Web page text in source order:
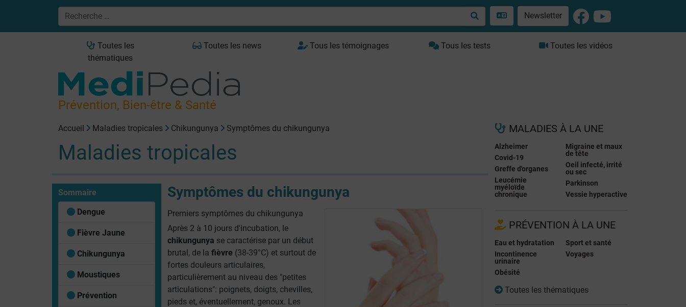
Newsletter
Toutes les
thématiques
Toutes les news Tous les témoignages Tous les tests Toutes les vidéos
Prévention, Bien-être & Santé
Accueil Maladies tropicales Chikungunya Symptômes du chikungunya
Maladies tropicales
Sommaire
Dengue
Fièvre Jaune
Chikungunya
Moustiques
Prévention
Symptômes du chikungunya
Premiers symptômes du chikungunya
Après 2 à 10 jours d'incubation, le
chikungunya se caractérise par un début
brutal, de la fièvre (38-39°C) et surtout de
fortes douleurs articulaires,
particulièrement au niveau des "petites
articulations": poignets, doigts, chevilles,
pieds et, éventuellement, genoux. Les
MALADIES À LA UNE
Alzheimer
Covid-19
Greffe d'organes
Leucémie
myéloïde
chronique
Migraine et maux
de tête
Oeil infecté, irrité
ou sec
Parkinson
Vessie hyperactive
PRÉVENTION À LA UNE
Eau et hydratation
Incontinence
urinaire
Obésité
Sport et santé
Voyages
Toutes les thématiques